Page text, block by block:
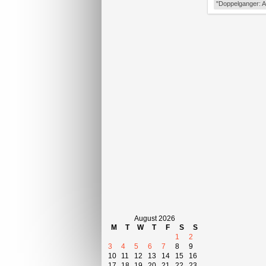
August 2026
M
T W T F S
S
1
2
3
4 5 6 7 8
9
10
11 12 13 14 15
16
"Doppelganger: